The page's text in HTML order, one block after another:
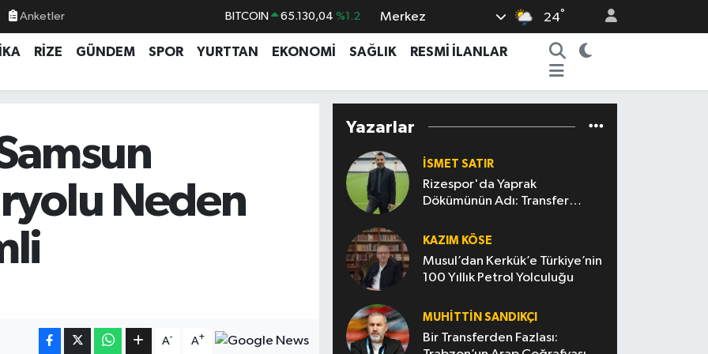
Anketler DOLAR 47,7106 %0.17
EURO 55,1652 %0.27
%2.12
%-19
%1.2
Merkez 24°
RİZE GÜNDEM SPOR YURTTAN EKONOMİ SAĞLIK
RESMİ İLANLAR
Neden
A- A+
Yazarlar
İSMET SATIR
Rizespor'da Yaprak
Dökümünün Adı: Transfer
KAZIM KÖSE
Musul’dan Kerkük’e Türkiye’nin
100 Yıllık Petrol Yolculuğu
MUHITTIN SANDIKÇI
Bir Transferden Fazlası: